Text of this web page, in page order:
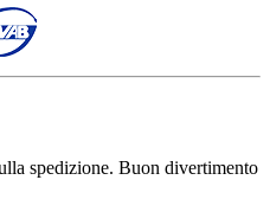
spedizione. Buon divertimento